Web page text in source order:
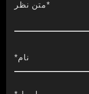
*متن نظر
نام*